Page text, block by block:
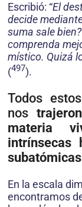
Escribió: “El
decide
suma sale
comprenda
místico. Quizá
(497).
Todos
nos
mate­ria
intrínsecas
subatómicas
En la escala
encontramos